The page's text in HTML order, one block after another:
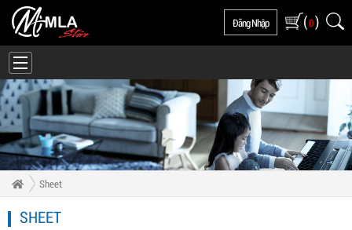
Đăng Nhập (0)
Sheet
SHEET